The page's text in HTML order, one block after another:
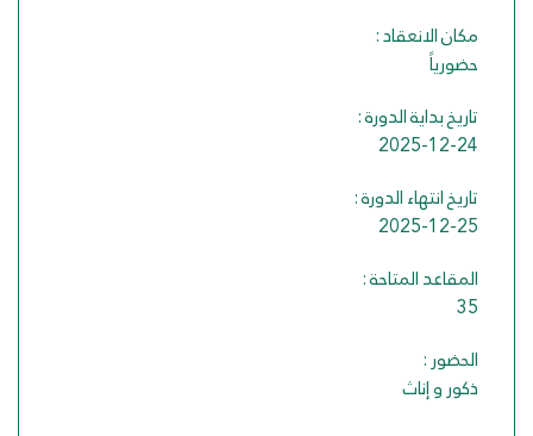
مكان الانعقاد :
حضورياً
تاريخ بداية الدورة :
2025-12-24
تاريخ انتهاء الدورة :
2025-12-25
المقاعد المتاحة :
35
الحضور :
ذكور و إناث